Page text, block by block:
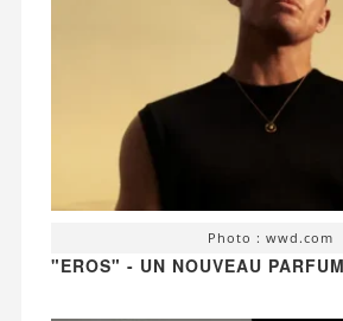
Photo : wwd.com
"EROS" - UN NOUVEAU